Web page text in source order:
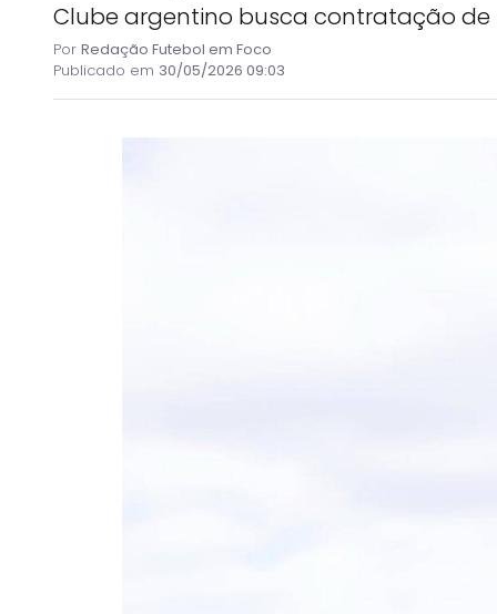
Clube argentino busca contratação de
Por Redação Futebol em Foco
Publicado em 30/05/2026 09:03